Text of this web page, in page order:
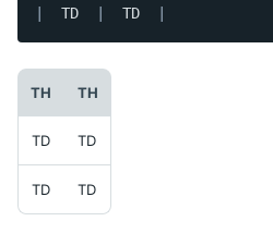
|
  TD
|
  TD
|
TH TH
TD TD
TD TD